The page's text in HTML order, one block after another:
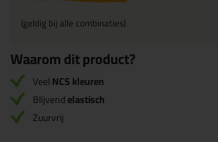
(geldig bij alle combinaties)
Waarom dit product?
VeelNCS kleuren
Blijvendelastisch
Zuurvrij